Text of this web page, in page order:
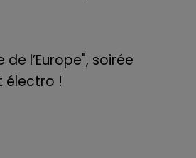
de l’Europe", soirée
électro !